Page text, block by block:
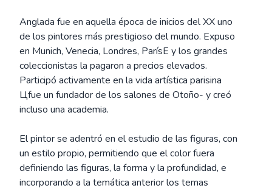
Anglada fue en aquella época de inicios del XX uno
de los pintores más prestigioso del mundo. Expuso
en Munich, Venecia, Londres, ParísЕ y los grandes
coleccionistas la pagaron a precios elevados.
Participó activamente en la vida artística parisina
Цfue un fundador de los salones de Otoño- y creó
incluso una academia.
El pintor se adentró en el estudio de las figuras, con
un estilo propio, permitiendo que el color fuera
definiendo las figuras, la forma y la profundidad, e
incorporando a la temática anterior los temas